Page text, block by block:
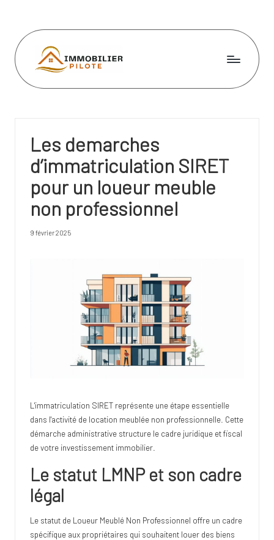
content
I
o
bi
li
e
r
Les demarches
d’immatriculation SIRET
pour un loueur meuble
non professionnel
9 février 2025
L'immatriculation SIRET représente une étape essentielle
dans l'activité de location meublée non professionnelle. Cette
démarche administrative structure le cadre juridique et fiscal
de votre investissement immobilier.
Le statut LMNP et son cadre
légal
Le statut de Loueur Meublé Non Professionnel offre un cadre
spécifique aux propriétaires qui souhaitent louer des biens